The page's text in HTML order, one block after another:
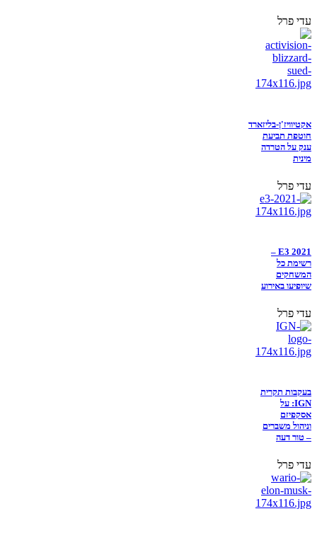
עדי פרל
אקטיוויז'ן-בליזארד
חוטפת תביעת
ענק על הטרדה
מינית
עדי פרל
E3 2021 –
רשימת כל
המשחקים
שיופיעו באירוע
עדי פרל
בעקבות תקרית
IGN: על
אסקפיזם
וניהול משברים
– טור דעה
עדי פרל